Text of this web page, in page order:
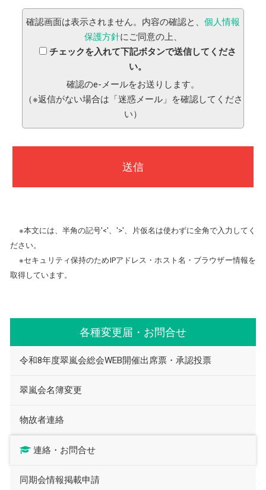
確認画面は表示されません。内容の確認と、 個人情報
保護方針にご同意の上、
チェックを入れて下記ボタンで送信してくださ
い。
確認のe-メールをお送りします。
（※返信がない場合は「迷惑メール」を確認してくださ
い）
※本文には、半角の記号'<'、'>'、片仮名は使わずに全角で入力してく
ださい。
※セキュリティ保持のためIPアドレス・ホスト名・ブラウザー情報を
取得しています。
各種変更届・お問合せ
令和8年度翠嵐会総会WEB開催出席票・承認投票
翠嵐会名簿変更
物故者連絡
連絡・お問合せ
同期会情報掲載申請